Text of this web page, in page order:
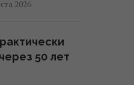
2026
50 лет